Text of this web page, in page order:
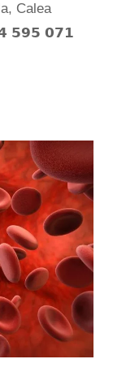
Calea
𝟱𝟵𝟱 𝟬𝟳𝟭